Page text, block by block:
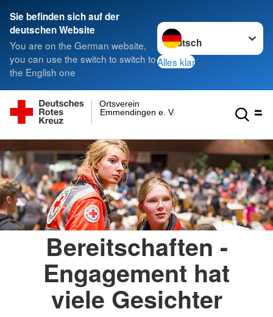
Sie befinden sich auf der
deutschen Website
You are on the German website,
you can use the switch to switch to
the English one
Sprache wechseln zu
Alles klar
Emmendingen e. V.
Ortsverein
Bereitschaften -
Engagement hat
viele Gesichter